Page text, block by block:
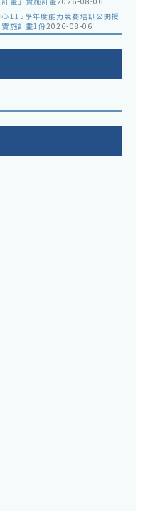
115學年度能力競賽培訓公開授
施計畫1份2026-08-06